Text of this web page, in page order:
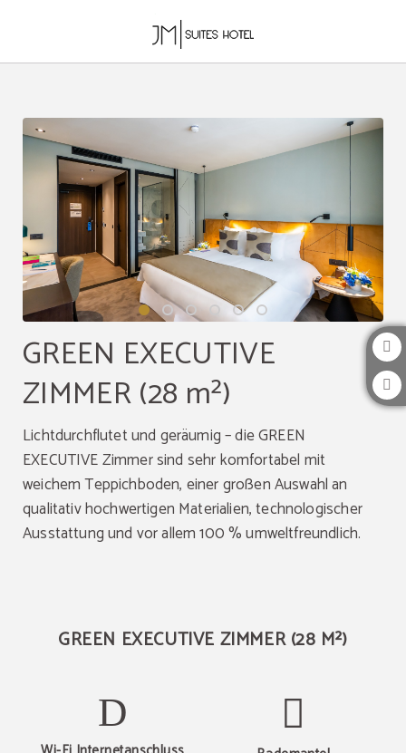
GREEN EXECUTIVE
ZIMMER (28 m²)
Lichtdurchflutet und geräumig – die GREEN
EXECUTIVE Zimmer sind sehr komfortabel mit
weichem Teppichboden, einer großen Auswahl an
qualitativ hochwertigen Materialien, technologischer
Ausstattung und vor allem 100 % umweltfreundlich.
GREEN EXECUTIVE ZIMMER (28 M²)